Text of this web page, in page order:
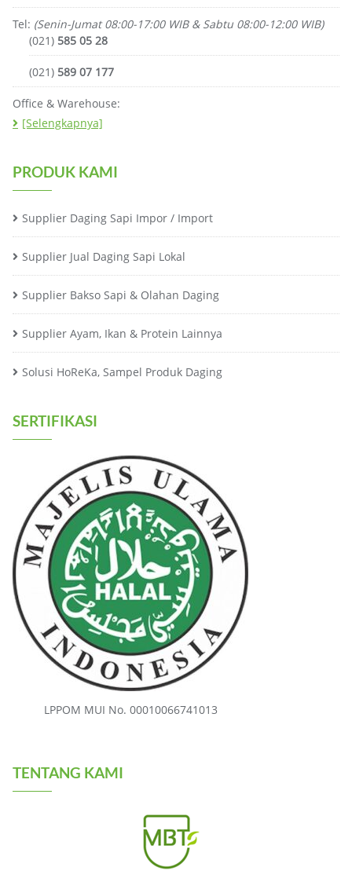
Tel: (Senin-Jumat 08:00-17:00 WIB & Sabtu 08:00-12:00 WIB)
(021) 585 05 28
(021) 589 07 177
Office & Warehouse:
[Selengkapnya]
PRODUK KAMI
Supplier Daging Sapi Impor / Import
Supplier Jual Daging Sapi Lokal
Supplier Bakso Sapi & Olahan Daging
Supplier Ayam, Ikan & Protein Lainnya
Solusi HoReKa, Sampel Produk Daging
SERTIFIKASI
LPPOM MUI No. 00010066741013
TENTANG KAMI